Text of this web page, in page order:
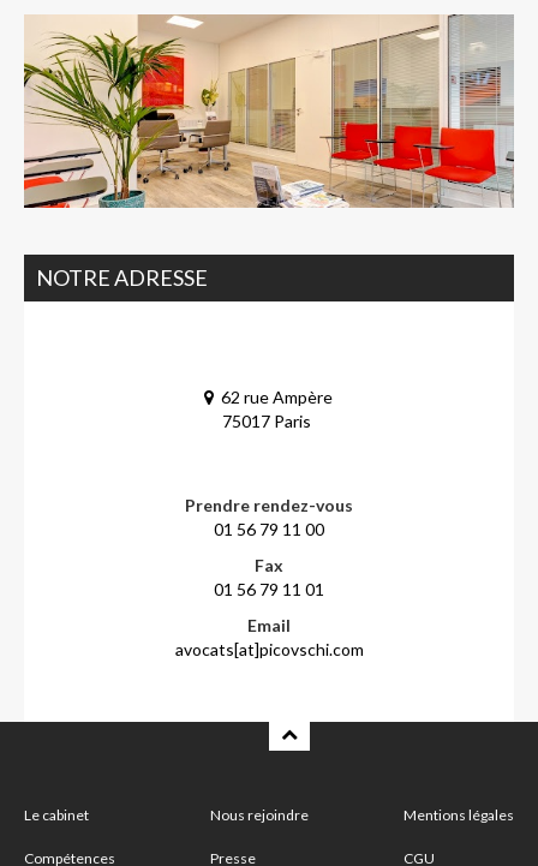
NOTRE ADRESSE
62 rue Ampère
75017 Paris
Prendre rendez-vous
01 56 79 11 00
Fax
01 56 79 11 01
Email
avocats[at]picovschi.com
Le cabinet
Compétences
Nous rejoindre
Presse
Mentions légales
CGU